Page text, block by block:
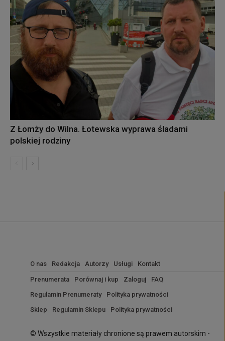
Z Łomży do Wilna. Łotewska wyprawa śladami
polskiej rodziny
O nas Redakcja Autorzy Usługi Kontakt
Prenumerata Porównaj i kup Zaloguj
FAQ
Regulamin Prenumeraty
Polityka prywatności
Sklep
Regulamin Sklepu Polityka prywatności
© Wszystkie materiały chronione są prawem autorskim -